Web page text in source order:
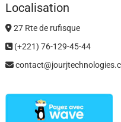
Localisation
27 Rte de rufisque
(+221) 76-129-45-44